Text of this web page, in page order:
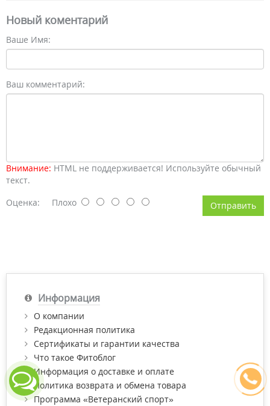
Новый коментарий
Ваше Имя:
Ваш комментарий:
Внимание: HTML не поддерживается! Используйте обычный
текст.
Оценка: Плохо Отправить
Информация
О компании
Редакционная политика
Сертификаты и гарантии качества
Что такое Фитоблог
Информация о доставке и оплате
Политика возврата и обмена товара
Программа «Ветеранский спорт»